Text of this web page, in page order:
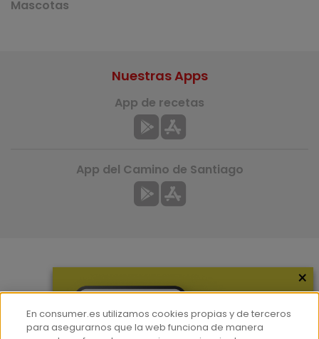
Mascotas
Hemeroteca
Nuestras Apps
App de recetas
App del Camino de Santiago
×
En consumer.es utilizamos cookies propias y de terceros
para asegurarnos que la web funciona de manera